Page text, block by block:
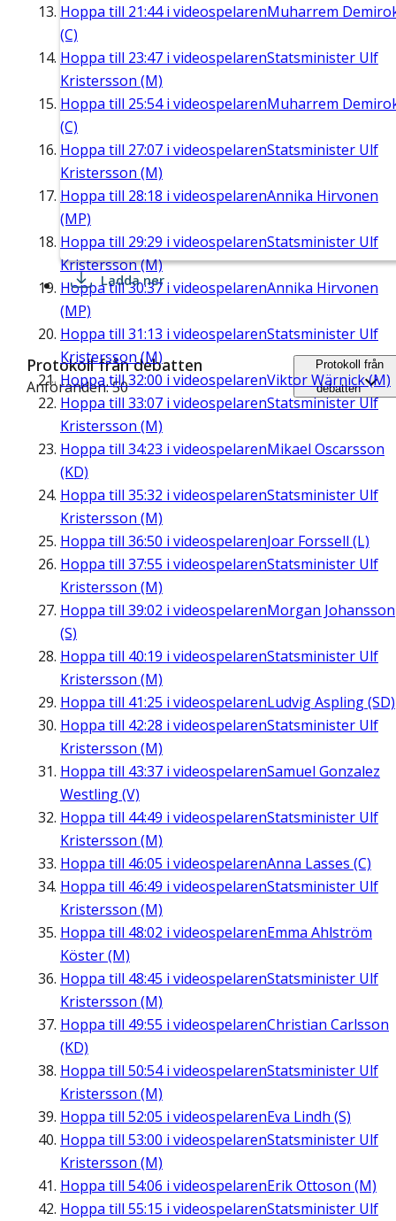
Hoppa till 21:44i videospelarenMuharrem
(C)
Hoppa till 23:47 i videospelarenStatsminister Ulf
Kristersson (M)
Hoppa till 25:54i videospelarenMuharrem
(C)
Hoppa till 27:07 i videospelarenStatsminister Ulf
Kristersson (M)
Hoppa till 28:18 i videospelarenAnnika Hirvonen
(MP)
Hoppa till 29:29 i videospelarenStatsminister Ulf
Kristersson (M)
Hoppa till30:37 i videospelarenAnnika Hirvonen
(MP)
Hoppa till 31:13 i videospelarenStatsminister Ulf
Kristersson (M)
Hoppa till32:00 i videospelarenViktor Wärnick (M)
Hoppa till 33:07 i videospelarenStatsminister Ulf
Kristersson (M)
Hoppa till 34:23 i videospelarenMikael Oscarsson
(KD)
Hoppa till 35:32 i videospelarenStatsminister Ulf
Kristersson (M)
Hoppa till 36:50 i videospelarenJoar Forssell (L)
Hoppa till 37:55 i videospelarenStatsminister Ulf
Kristersson (M)
Hoppa till 39:02 i videospelarenMorgan Johansson
(S)
Hoppa till 40:19 i videospelarenStatsminister Ulf
Kristersson (M)
Hoppa till 41:25 i videospelarenLudvig Aspling (SD)
Hoppa till 42:28 i videospelarenStatsminister Ulf
Kristersson (M)
Hoppa till 43:37 i videospelarenSamuel Gonzalez
Westling (V)
Hoppa till 44:49 i videospelarenStatsminister Ulf
Kristersson (M)
Hoppa till 46:05 i videospelarenAnna Lasses (C)
Hoppa till 46:49 i videospelarenStatsminister Ulf
Kristersson (M)
Hoppa till 48:02 i videospelarenEmma Ahlström
Köster (M)
Hoppa till 48:45 i videospelarenStatsminister Ulf
Kristersson (M)
Hoppa till 49:55 i videospelarenChristian Carlsson
(KD)
Hoppa till 50:54i videospelarenStatsminister Ulf
Kristersson (M)
Hoppa till 52:05 i videospelarenEva Lindh (S)
Hoppa till 53:00 i videospelarenStatsminister Ulf
Kristersson (M)
Hoppa till 54:06 i videospelarenErik Ottoson (M)
Hoppa till 55:15 i videospelarenStatsminister Ulf
Ladda ner
Protokoll från debatten
Anföranden: 50
Protokoll från
debatten